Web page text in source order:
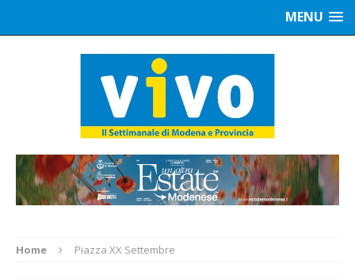
MENU
Home Piazza XX Settembre